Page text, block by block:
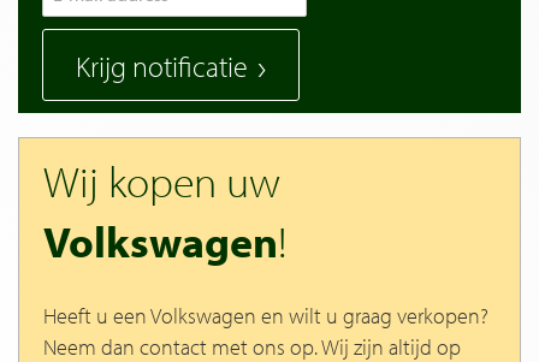
Krijg notificatie
Wij kopen uw
Volkswagen!
Heeft u een Volkswagen en wilt u graag verkopen?
Neem dan contact met ons op. Wij zijn altijd op